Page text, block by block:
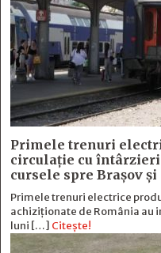
Primele trenuri
circulație cu
cursele spre Brașov și
Primele trenuri electrice
achiziționate de România au
luni […] Citește!